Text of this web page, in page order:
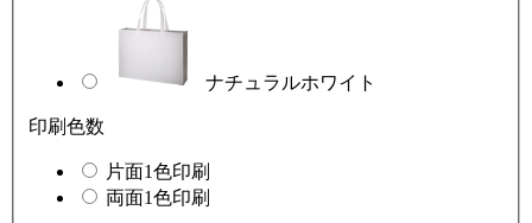
ナチュラルホワイト
印刷色数
片面1色印刷
両面1色印刷